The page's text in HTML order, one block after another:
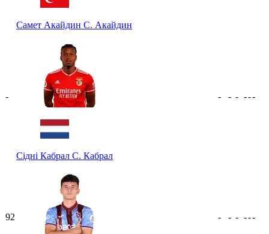
Самет Акайдин С. Акайдин
-
Сідні Кабрал С. Кабрал
- - - ---
92 - - - ---